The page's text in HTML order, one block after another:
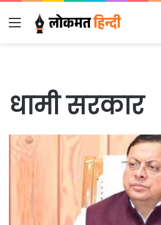
Menu
धामी सरकार